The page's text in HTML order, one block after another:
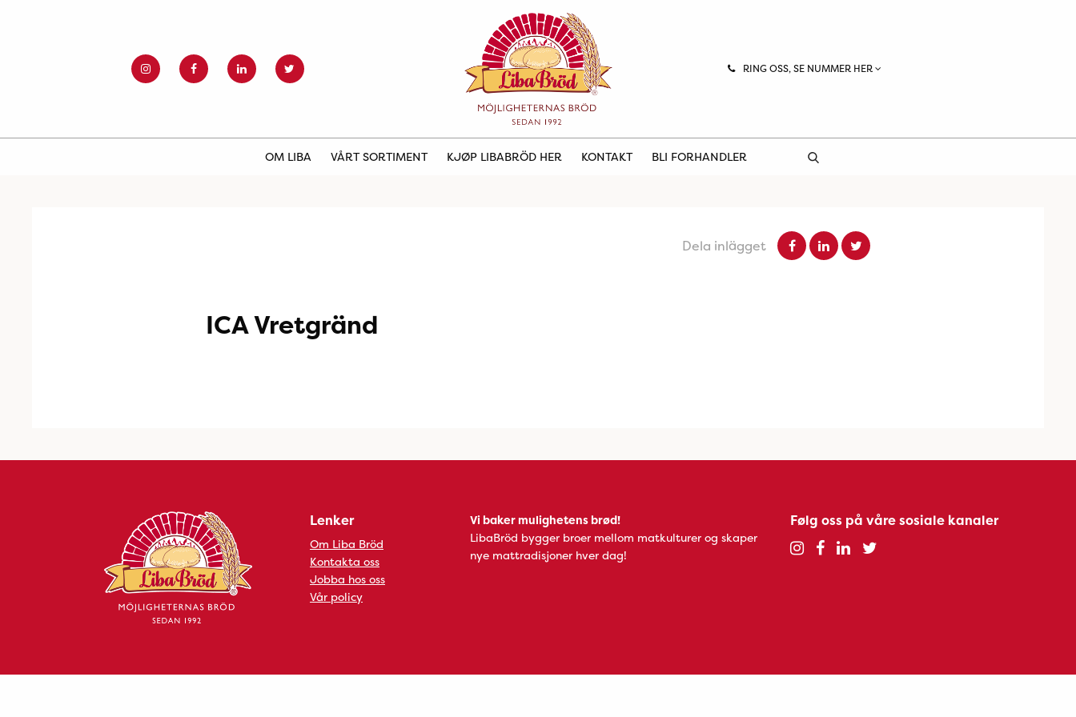
RING OSS, SE NUMMER HER
OM LIBA VÅRT SORTIMENT KJØP LIBABRÖD HER KONTAKT BLI FORHANDLER
Dela inlägget
ICA Vretgränd
Lenker
Om Liba Bröd
Kontakta oss
Jobba hos oss
Vår policy
Vi baker mulighetens brød!
LibaBröd bygger broer mellom matkulturer og skaper
nye mattradisjoner hver dag!
Følg oss på våre sosiale kanaler